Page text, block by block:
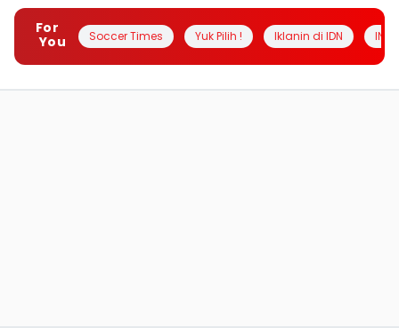
For
You
Soccer Times Yuk Pilih ! Iklanin di IDN